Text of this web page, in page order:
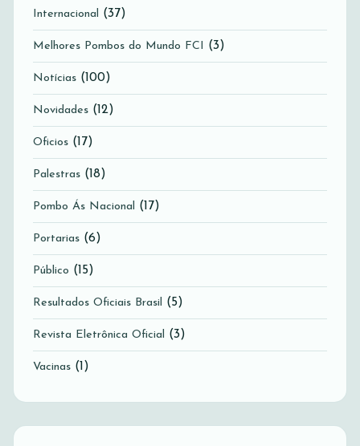
Internacional (37)
Melhores Pombos do Mundo FCI (3)
Notícias (100)
Novidades (12)
Oficios (17)
Palestras (18)
Pombo Ás Nacional (17)
Portarias (6)
Público (15)
Resultados Oficiais Brasil (5)
Revista Eletrônica Oficial (3)
Vacinas (1)